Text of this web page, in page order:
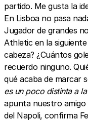
partido. Me gusta la
En Lisboa no pasa
Jugador de grandes
Athletic en la
cabeza? ¿Cuántos
recuerdo ninguno.
qué acaba de marcar
es un poco distinta a
apunta nuestro amigo
del Napoli, confirma